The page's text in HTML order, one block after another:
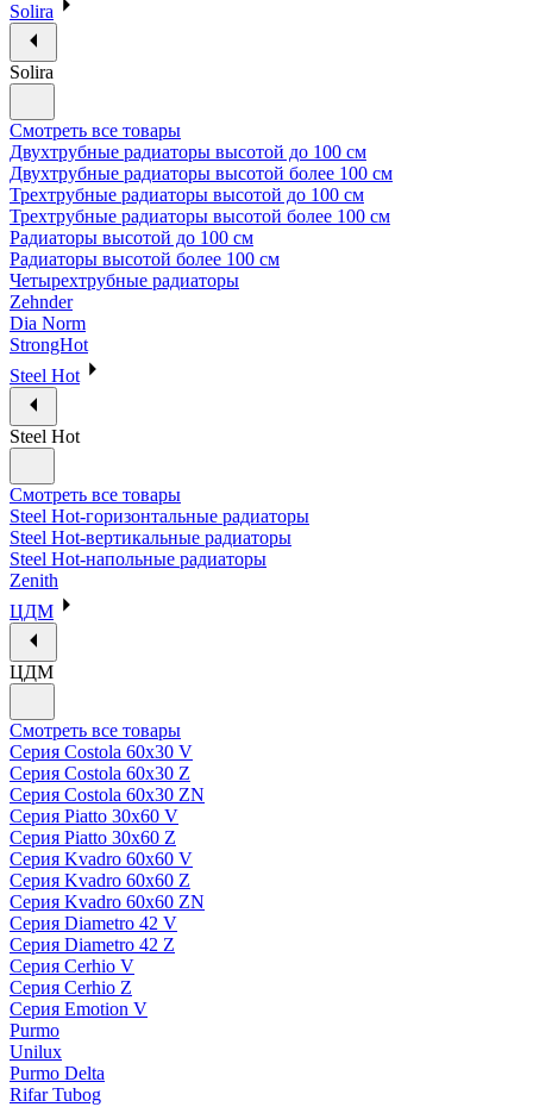
Solira
Solira
Смотреть все товары
Двухтрубные радиаторы высотой до 100 см
Двухтрубные радиаторы высотой более 100 см
Трехтрубные радиаторы высотой до 100 см
Трехтрубные радиаторы высотой более 100 см
Радиаторы высотой до 100 см
Радиаторы высотой более 100 см
Четырехтрубные радиаторы
Zehnder
Dia Norm
StrongHot
Steel Hot
Steel Hot
Смотреть все товары
Steel Hot-горизонтальные радиаторы
Steel Hot-вертикальные радиаторы
Steel Hot-напольные радиаторы
Zenith
ЦДМ
ЦДМ
Смотреть все товары
Серия Costola 60х30 V
Серия Costola 60х30 Z
Серия Costola 60х30 ZN
Серия Piatto 30х60 V
Серия Piatto 30х60 Z
Серия Kvadro 60х60 V
Серия Kvadro 60х60 Z
Серия Kvadro 60х60 ZN
Серия Diametro 42 V
Серия Diametro 42 Z
Серия Cerhio V
Серия Cerhio Z
Серия Emotion V
Purmo
Unilux
Purmo Delta
Rifar Tubog